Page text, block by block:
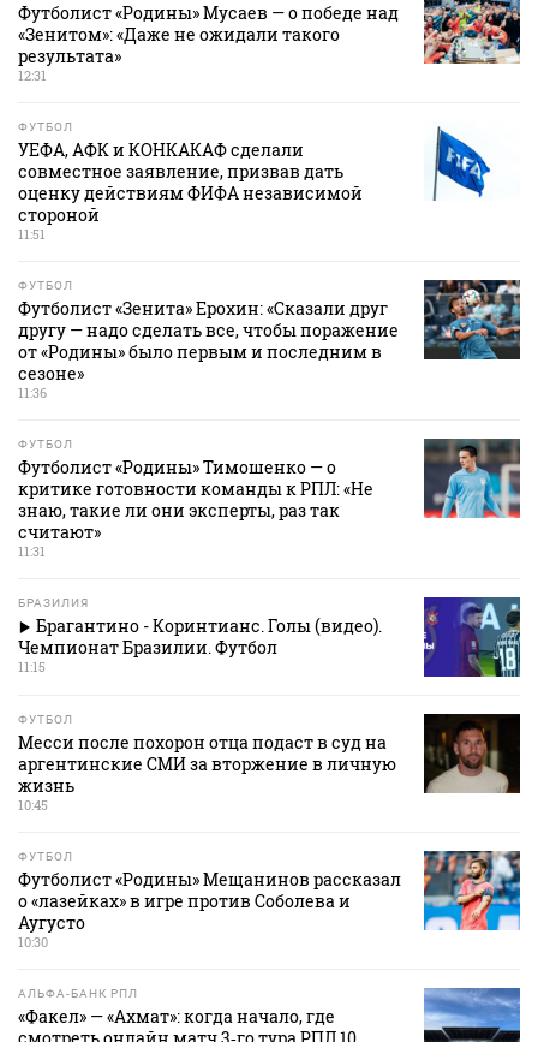
Футболист «Родины» Мусаев — о победе над
«Зенитом»: «Даже не ожидали такого
результата»
12:31
ФУТБОЛ
УЕФА, АФК и КОНКАКАФ сделали
совместное заявление, призвав дать
оценку действиям ФИФА независимой
стороной
11:51
ФУТБОЛ
Футболист «Зенита» Ерохин: «Сказали друг
другу — надо сделать все, чтобы поражение
от «Родины» было первым и последним в
сезоне»
11:36
ФУТБОЛ
Футболист «Родины» Тимошенко — о
критике готовности команды к РПЛ: «Не
знаю, такие ли они эксперты, раз так
считают»
11:31
БРАЗИЛИЯ
Брагантино - Коринтианс. Голы (видео).
Чемпионат Бразилии. Футбол
11:15
ФУТБОЛ
Месси после похорон отца подаст в суд на
аргентинские СМИ за вторжение в личную
жизнь
10:45
ФУТБОЛ
Футболист «Родины» Мещанинов рассказал
о «лазейках» в игре против Соболева и
Аугусто
10:30
АЛЬФА-БАНК РПЛ
«Факел» — «Ахмат»: когда начало, где